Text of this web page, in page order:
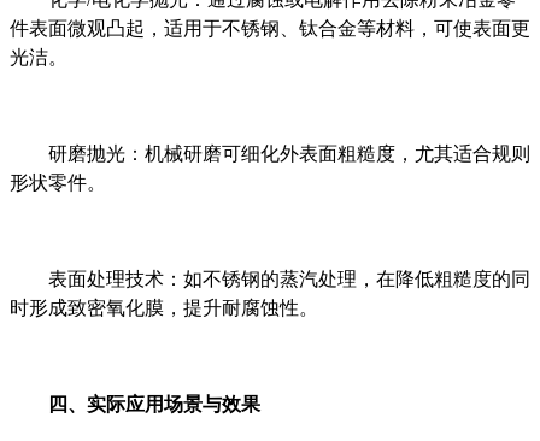
件表面微观凸起，适用于不锈钢、钛合金等材料，可使表面更
光洁。
研磨抛光：机械研磨可细化外表面粗糙度，尤其适合规则
形状零件。
表面处理技术：如不锈钢的蒸汽处理，在降低粗糙度的同
时形成致密氧化膜，提升耐腐蚀性。
四、实际应用场景与效果